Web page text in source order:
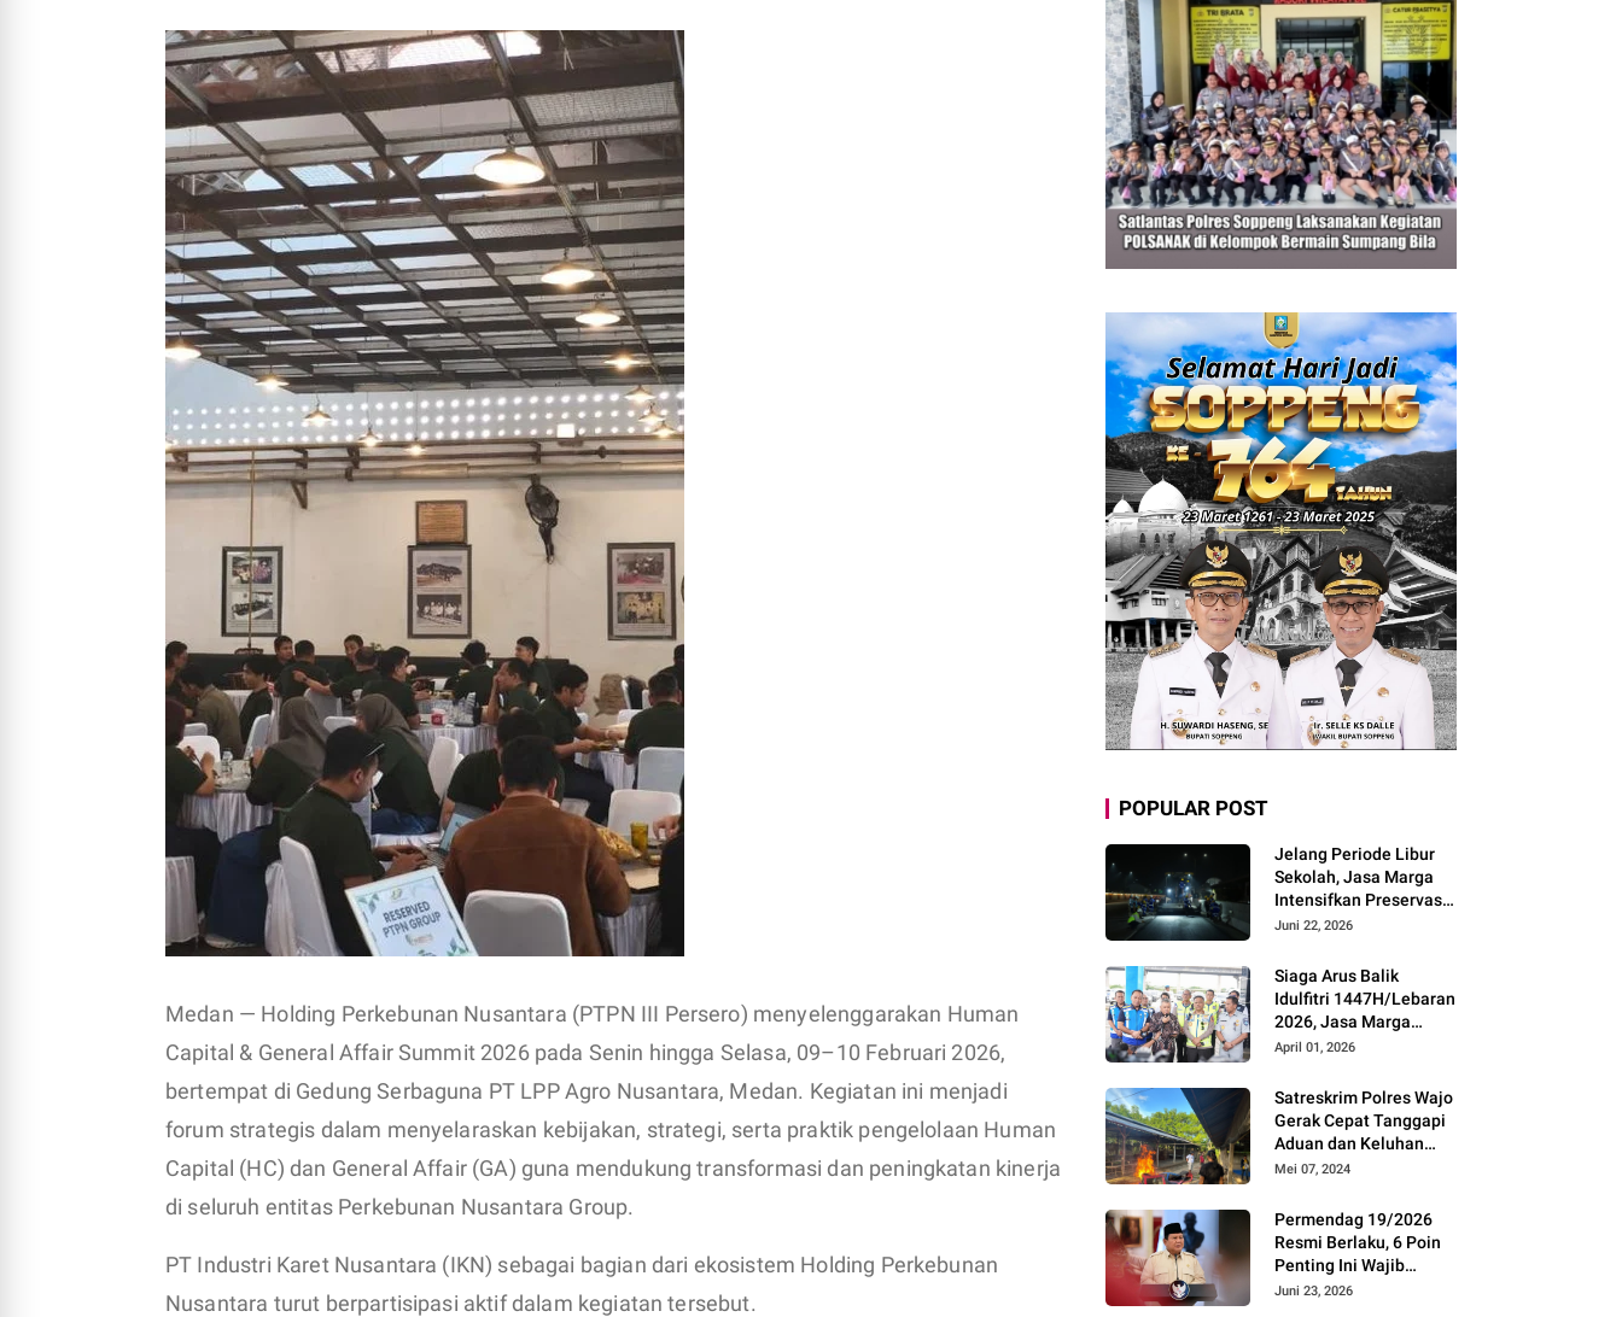
Medan — Holding Perkebunan Nusantara (PTPN III Persero) menyelenggarakan Human
Capital & General Affair Summit 2026 pada Senin hingga Selasa, 09–10 Februari 2026,
bertempat di Gedung Serbaguna PT LPP Agro Nusantara, Medan. Kegiatan ini menjadi
forum strategis dalam menyelaraskan kebijakan, strategi, serta praktik pengelolaan Human
Capital (HC) dan General Affair (GA) guna mendukung transformasi dan peningkatan kinerja
di seluruh entitas Perkebunan Nusantara Group.
PT Industri Karet Nusantara (IKN) sebagai bagian dari ekosistem Holding Perkebunan
Nusantara turut berpartisipasi aktif dalam kegiatan tersebut.
POPULAR POST
Jelang Periode Libur
Sekolah, Jasa Marga
Intensifkan Preservasi
Rutin Jalan Tol untuk
Keamanan dan
Kenyamanan
Perjalanan
Juni 22, 2026
Siaga Arus Balik
Idulfitri 1447H/Lebaran
2026, Jasa Marga
Pastikan Kesiapan
Pemudik Gunakan Rest
Area Alternatif
April 01, 2026
Satreskrim Polres Wajo
Gerak Cepat Tanggapi
Aduan dan Keluhan
Masyarakat Soal Aksi
Mei 07, 2024
Permendag 19/2026
Resmi Berlaku, 6 Poin
Penting Ini Wajib
Diketahui Pengusaha
Juni 23, 2026